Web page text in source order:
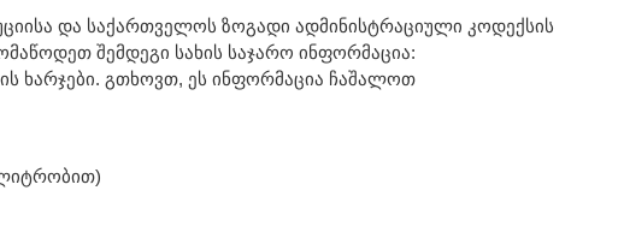
და საქართველოს ზოგადი ადმინისტრაციული კოდექსის
შემდეგი სახის საჯარო ინფორმაცია:
ხარჯები. გთხოვთ, ეს ინფორმაცია ჩაშალოთ